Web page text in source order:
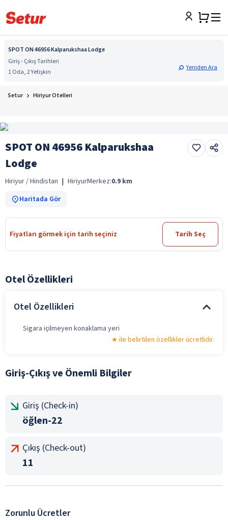
SPOT ON 46956 Kalparukshaa Lodge
Giriş - Çıkış Tarihleri
1 Oda, 2 Yetişkin
Yeniden Ara
Setur Hiriyur Otelleri
SPOT ON 46956 Kalparukshaa
Lodge
Hiriyur / Hindistan | HiriyurMerkez:0.9 km
Haritada Gör
Fiyatları görmek için tarih seçiniz Tarih Seç
Otel Özellikleri
Otel Özellikleri
Sigara içilmeyen konaklama yeri
ile belirtilen özellikler ücretlidir.
Giriş-Çıkış ve Önemli Bilgiler
Giriş (Check-in)
öğlen-22
Çıkış (Check-out)
11
Zorunlu Ücretler